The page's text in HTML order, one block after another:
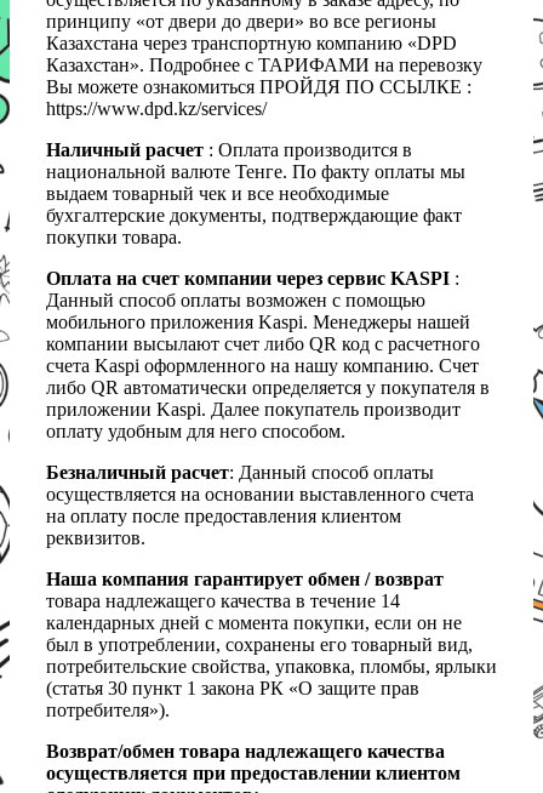
принципу «от двери до двери» во все регионы
Казахстана через транспортную компанию «DPD
Казахстан». Подробнее с ТАРИФАМИ на перевозку
Вы можете ознакомиться ПРОЙДЯ ПО ССЫЛКЕ :
https://www.dpd.kz/services/
Наличный расчет : Оплата производится в
национальной валюте Тенге. По факту оплаты мы
выдаем товарный чек и все необходимые
бухгалтерские документы, подтверждающие факт
покупки товара.
Оплата на счет компании через сервис KASPI :
Данный способ оплаты возможен с помощью
мобильного приложения Kaspi. Менеджеры нашей
компании высылают счет либо QR код с расчетного
счета Kaspi оформленного на нашу компанию. Счет
либо QR автоматически определяется у покупателя в
приложении Kaspi. Далее покупатель производит
оплату удобным для него способом.
Безналичный расчет: Данный способ оплаты
осуществляется на основании выставленного счета
на оплату после предоставления клиентом
реквизитов.
Наша компания гарантирует обмен / возврат
товара надлежащего качества в течение 14
календарных дней с момента покупки, если он не
был в употреблении, сохранены его товарный вид,
потребительские свойства, упаковка, пломбы, ярлыки
(статья 30 пункт 1 закона РК «О защите прав
потребителя»).
Возврат/обмен товара надлежащего качества
осуществляется при предоставлении клиентом